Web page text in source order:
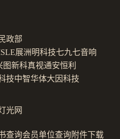
民政部
展洲明科技七九七音响
图新科真视通安恒利
技中智华体大因科技
光网
查询会员单位查询 附件下载